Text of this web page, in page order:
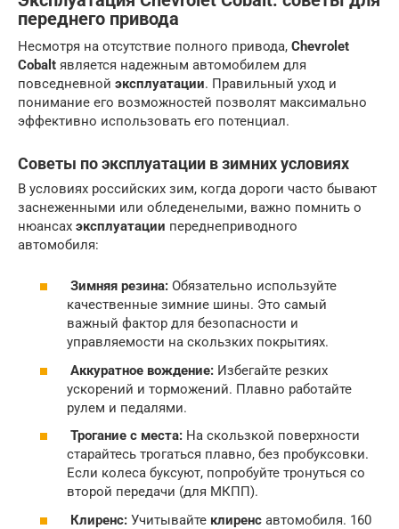
переднего привода
Несмотря на отсутствие полного привода, Chevrolet
Cobalt является надежным автомобилем для
повседневной эксплуатации. Правильный уход и
понимание его возможностей позволят максимально
эффективно использовать его потенциал.
Советы по эксплуатации в зимних условиях
В условиях российских зим, когда дороги часто бывают
заснеженными или обледенелыми, важно помнить о
нюансах эксплуатации переднеприводного
автомобиля:
Зимняя резина: Обязательно используйте
качественные зимние шины. Это самый
важный фактор для безопасности и
управляемости на скользких покрытиях.
Аккуратное вождение: Избегайте резких
ускорений и торможений. Плавно работайте
рулем и педалями.
Трогание с места: На скользкой поверхности
старайтесь трогаться плавно, без пробуксовки.
Если колеса буксуют, попробуйте тронуться со
второй передачи (для МКПП).
Клиренс: Учитывайте клиренс автомобиля. 160